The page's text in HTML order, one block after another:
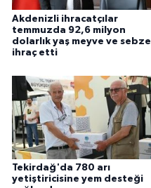
Akdenizli ihracatçılar
temmuzda 92,6 milyon
dolarlık yaş meyve ve sebze
ihraç etti
Tekirdağ'da 780 arı
yetiştiricisine yem desteği